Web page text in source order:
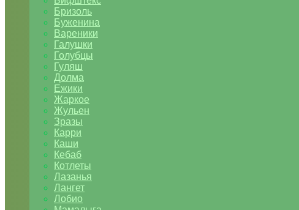
Бризоль
Буженина
Вареники
Галушки
Голубцы
Гуляш
Долма
Ежики
Жаркое
Жульен
Зразы
Карри
Каши
Кебаб
Котлеты
Лазанья
Лангет
Лобио